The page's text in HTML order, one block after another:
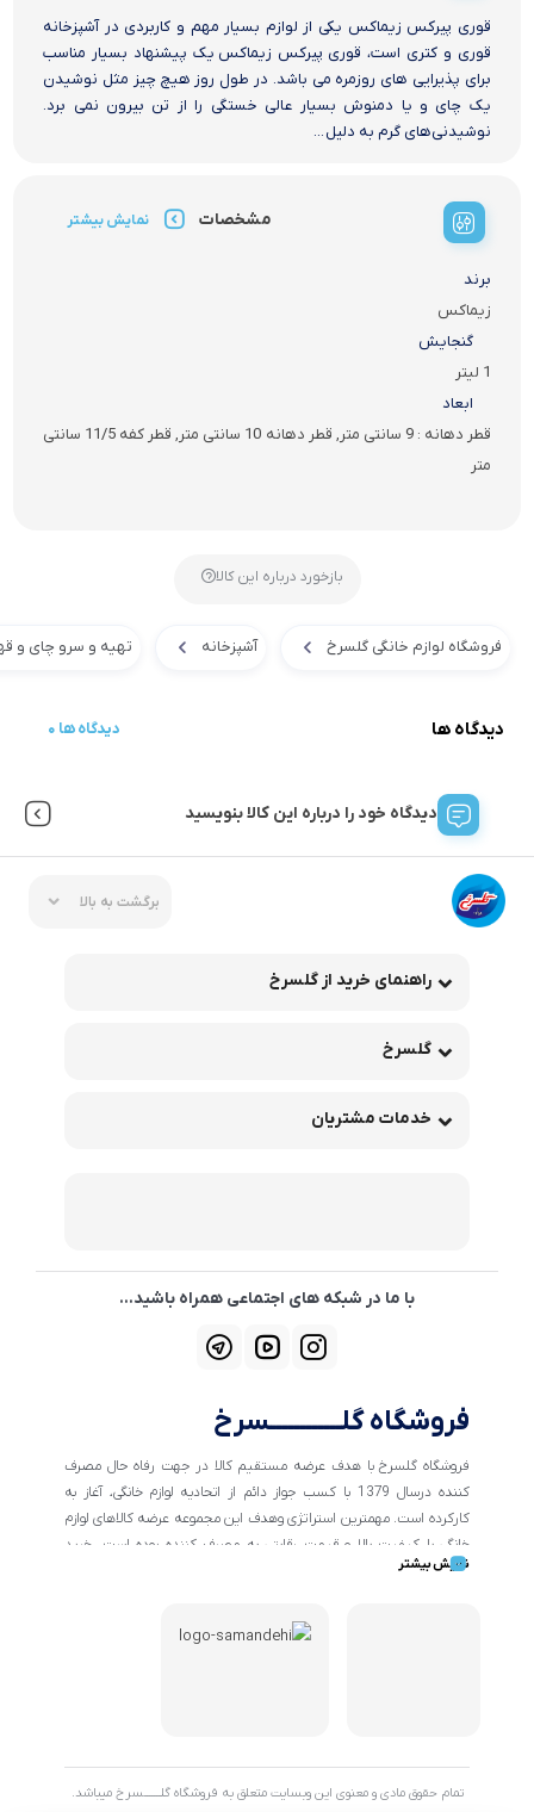
قوری پیرکس زیماکس یکی از لوازم بسیار مهم و کاربردی در آشپزخانه
قوری و کتری است، قوری پیرکس زیماکس یک پیشنهاد بسیار مناسب
برای پذیرایی های روزمره می باشد. در طول روز هیچ چیز مثل نوشیدن
یک چای و یا دمنوش بسیار عالی خستگی را از تن بیرون نمی برد.
نوشیدنی‌های گرم به دلیل ...
مشخصات نمایش بیشتر
برند
زیماکس
گنجایش
1 لیتر
ابعاد
قطر دهانه : 9 سانتی متر, قطر دهانه 10 سانتی متر, قطر کفه 11/5 سانتی
متر
بازخورد درباره این کالا
فروشگاه لوازم خانگی گلسرخ آشپزخانه تهیه و سرو چای و
دیدگاه ها 0 دیدگاه ها
دیدگاه خود را درباره این کالا بنویسید
برگشت به بالا
راهنمای خرید از گلسرخ
گلسرخ
خدمات مشتریان
با ما در شبکه های اجتماعی همراه باشید...
فروشگاه گلــــــــــــسرخ
فروشگاه گلسرخ با هدف عرضه مستقیم کالا در جهت رفاه حال مصرف
کننده درسال 1379 با کسب جواز دائم از اتحادیه لوازم خانگی، آغاز به
کارکرده است. مهمترین استراتژی وهدف این مجموعه عرضه کالاهای لوازم
خانگی با کیفیت بالا و قیمت رقابتی به مصرف کننده بوده است. خرید
کالاهای خانگی و تهیه جهیزیه دراین فروشگاه آسان ومطمئن صورت می
فروشگاه اینترنتی گلسرخ به خدمت رسانی گسترده تر و با شرایط بهتر
نمایش بیشتر
تمام حقوق مادی و معنوی این وبسایت متعلق به فروشگاه گلـــــــسرخ میباشد.